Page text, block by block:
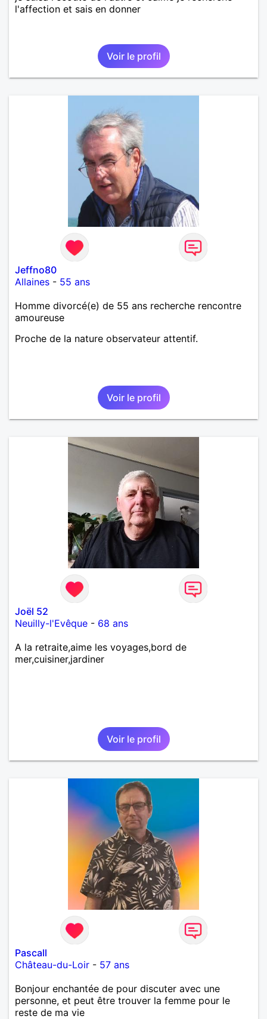
l'affection et sais en donner
Voir le profil
Jeffno80
Allaines - 55 ans
Homme divorcé(e) de 55 ans recherche rencontre
amoureuse
Proche de la nature observateur attentif.
Voir le profil
Joël 52
Neuilly-l'Evêque - 68 ans
A la retraite,aime les voyages,bord de
mer,cuisiner,jardiner
Voir le profil
Pascall
Château-du-Loir - 57 ans
Bonjour enchantée de pour discuter avec une
personne, et peut être trouver la femme pour le
reste de ma vie